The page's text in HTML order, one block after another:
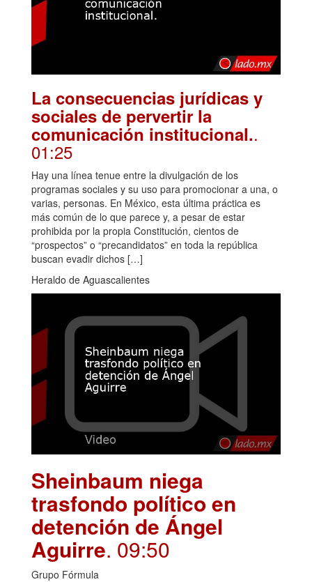
La consecuencias jurídicas y
sociales de pervertir la
comunicación institucional..
01:25
Hay una línea tenue entre la divulgación de los
programas sociales y su uso para promocionar a una, o
varias, personas. En México, esta última práctica es
más común de lo que parece y, a pesar de estar
prohibida por la propia Constitución, cientos de
“prospectos” o “precandidatos” en toda la república
buscan evadir dichos […]
Heraldo de Aguascalientes
Sheinbaum niega
trasfondo político en
detención de Ángel
Aguirre. 09:50
Grupo Fórmula